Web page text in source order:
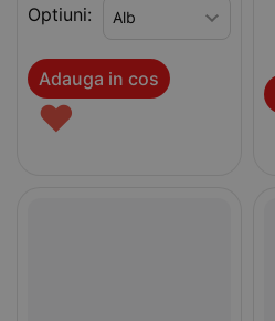
Optiuni:
Adauga in cos
♥